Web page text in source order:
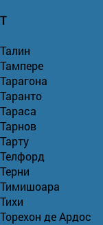
Т
Талин
Тампере
Тарагона
Таранто
Тараса
Тарнов
Тарту
Телфорд
Терни
Тимишоара
Тихи
Торехон де Ардос